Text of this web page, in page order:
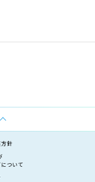
針
ついて